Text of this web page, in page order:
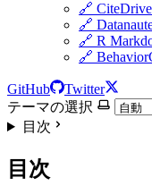
🔗 CiteDrive
🔗
🔗 R
🔗
GitHub
Twitter
テーマの選択
目次
目次